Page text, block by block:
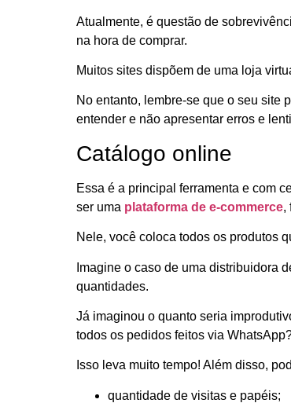
Atualmente, é questão de
na hora de comprar.
Muitos sites dispõem de uma loja
No entanto, lembre-se que o seu site
entender e não apresentar erros e
Catálogo online
Essa é a principal ferramenta e com
ser uma plataforma de e-commerce,
Nele, você coloca todos os produtos
Imagine o caso de uma distribuidora
quantidades.
Já imaginou o quanto seria
todos os pedidos feitos via
Isso leva muito tempo! Além disso,
quantidade de visitas e papéis;